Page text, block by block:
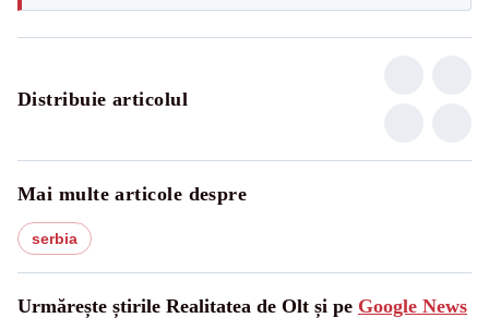
Distribuie articolul
Mai multe articole despre
serbia
Urmărește știrile Realitatea de Olt și pe Google News